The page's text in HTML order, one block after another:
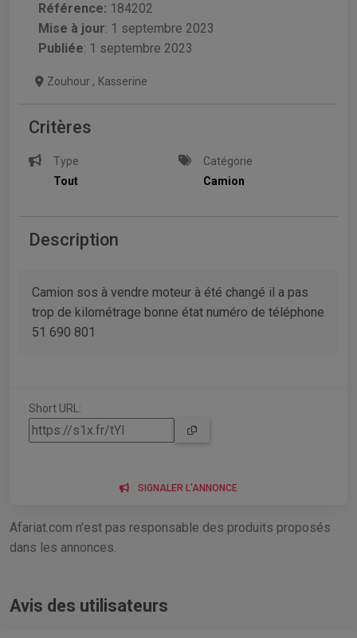
Référence: 184202
Mise à jour: 1 septembre 2023
Publiée: 1 septembre 2023
Zouhour , Kasserine
Critères
Type
Tout
Catégorie
Camion
Description
Camion sos à vendre moteur à été changé il a pas
trop de kilométrage bonne état numéro de téléphone
51 690 801
Short URL:
SIGNALER L'ANNONCE
Afariat.com n'est pas responsable des produits proposés
dans les annonces.
Avis des utilisateurs